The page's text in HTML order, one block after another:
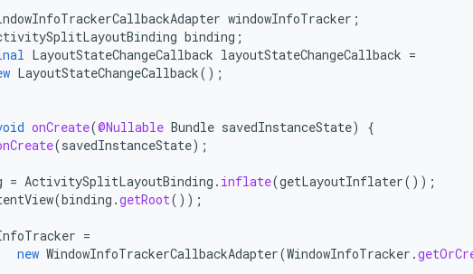
windowInfoTracker ;
binding ;
LayoutStateChangeCallback layoutStateChangeCallback =
LayoutStateChangeCallback();
onCreate(@Nullable Bundle savedInstanceState)
{
(savedInstanceState);
= ActivitySplitLayoutBinding . inflate(getLayoutInflater());
(binding .getRoot());
=
new WindowInfoTrackerCallbackAdapter(WindowInfoTracker .